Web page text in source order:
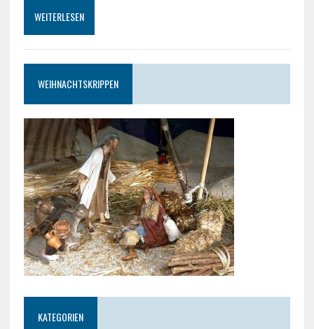
WEITERLESEN
WEIHNACHTSKRIPPEN
KATEGORIEN